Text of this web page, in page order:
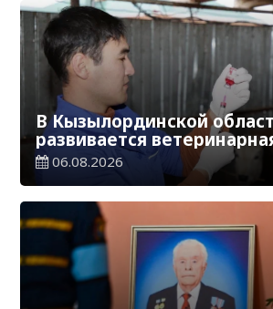
В Кызылординской
развивается
06.08.2026